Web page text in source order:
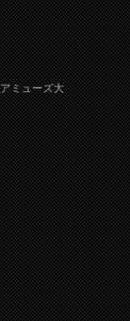
ミューズ大